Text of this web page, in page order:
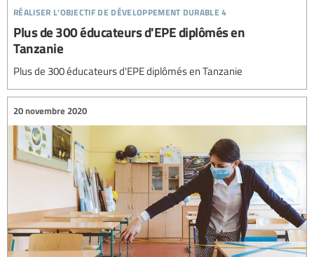
réaliser l’objectif de développement durable 4
Plus de 300 éducateurs d'EPE diplômés en
Tanzanie
Plus de 300 éducateurs d'EPE diplômés en Tanzanie
20 novembre 2020